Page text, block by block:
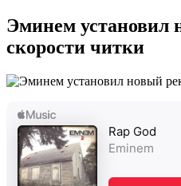
Эминем установил
скорости читки